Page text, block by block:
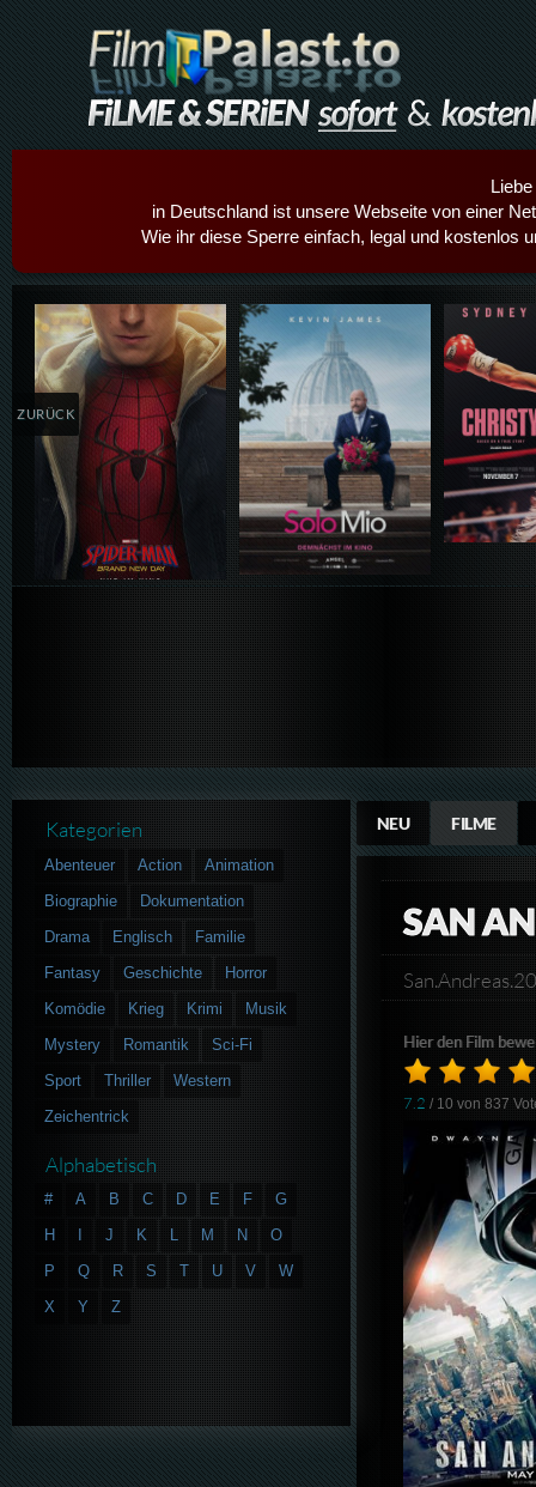
in Deutschland ist unsere Webseite von einer
Wie ihr diese Sperre einfach, legal und kostenlos
Details,Play Details,Play
ZURÜCK
NEU FILME
SAN
Hier den Film
7.2 / 10 von837
Kategorien
Abenteuer Action
Animation
Biographie
Dokumentation
Drama
Englisch
Familie
Fantasy
Geschichte
Horror
Komödie
Krieg Krimi
Musik
Mystery
Romantik
Sci-Fi
Sport
Thriller
Western
Zeichentrick
Alphabetisch
# A B C D E F
G
H
J K L M N
O
P
Q R S T U V
W
X
Y Z